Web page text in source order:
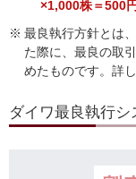
×1,000株＝500円
※ 最良執行方針とは
た際に、最良の取
めたものです。詳
ダイワ最良執行